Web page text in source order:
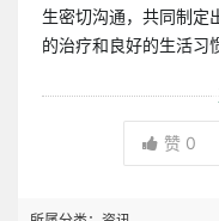
生密切沟通，共同制定
的治疗和良好的生活习
赞 0